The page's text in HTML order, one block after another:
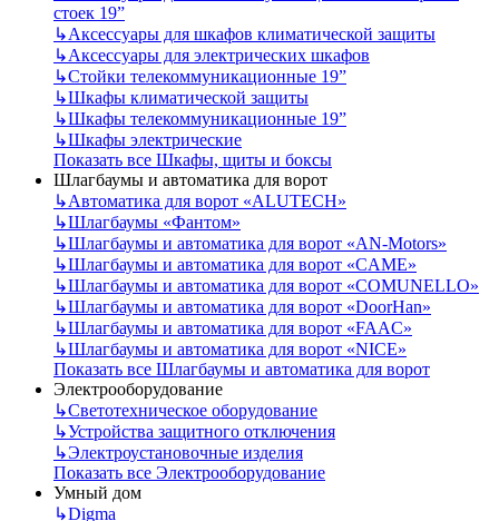
стоек 19”
↳Аксессуары для шкафов климатической защиты
↳Аксессуары для электрических шкафов
↳Стойки телекоммуникационные 19”
↳Шкафы климатической защиты
↳Шкафы телекоммуникационные 19”
↳Шкафы электрические
Показать все Шкафы, щиты и боксы
Шлагбаумы и автоматика для ворот
↳Автоматика для ворот «ALUTECH»
↳Шлагбаумы «Фантом»
↳Шлагбаумы и автоматика для ворот «AN-Motors»
↳Шлагбаумы и автоматика для ворот «CAME»
↳Шлагбаумы и автоматика для ворот «COMUNELLO»
↳Шлагбаумы и автоматика для ворот «DoorHan»
↳Шлагбаумы и автоматика для ворот «FAAC»
↳Шлагбаумы и автоматика для ворот «NICE»
Показать все Шлагбаумы и автоматика для ворот
Электрооборудование
↳Светотехническое оборудование
↳Устройства защитного отключения
↳Электроустановочные изделия
Показать все Электрооборудование
Умный дом
↳Digma